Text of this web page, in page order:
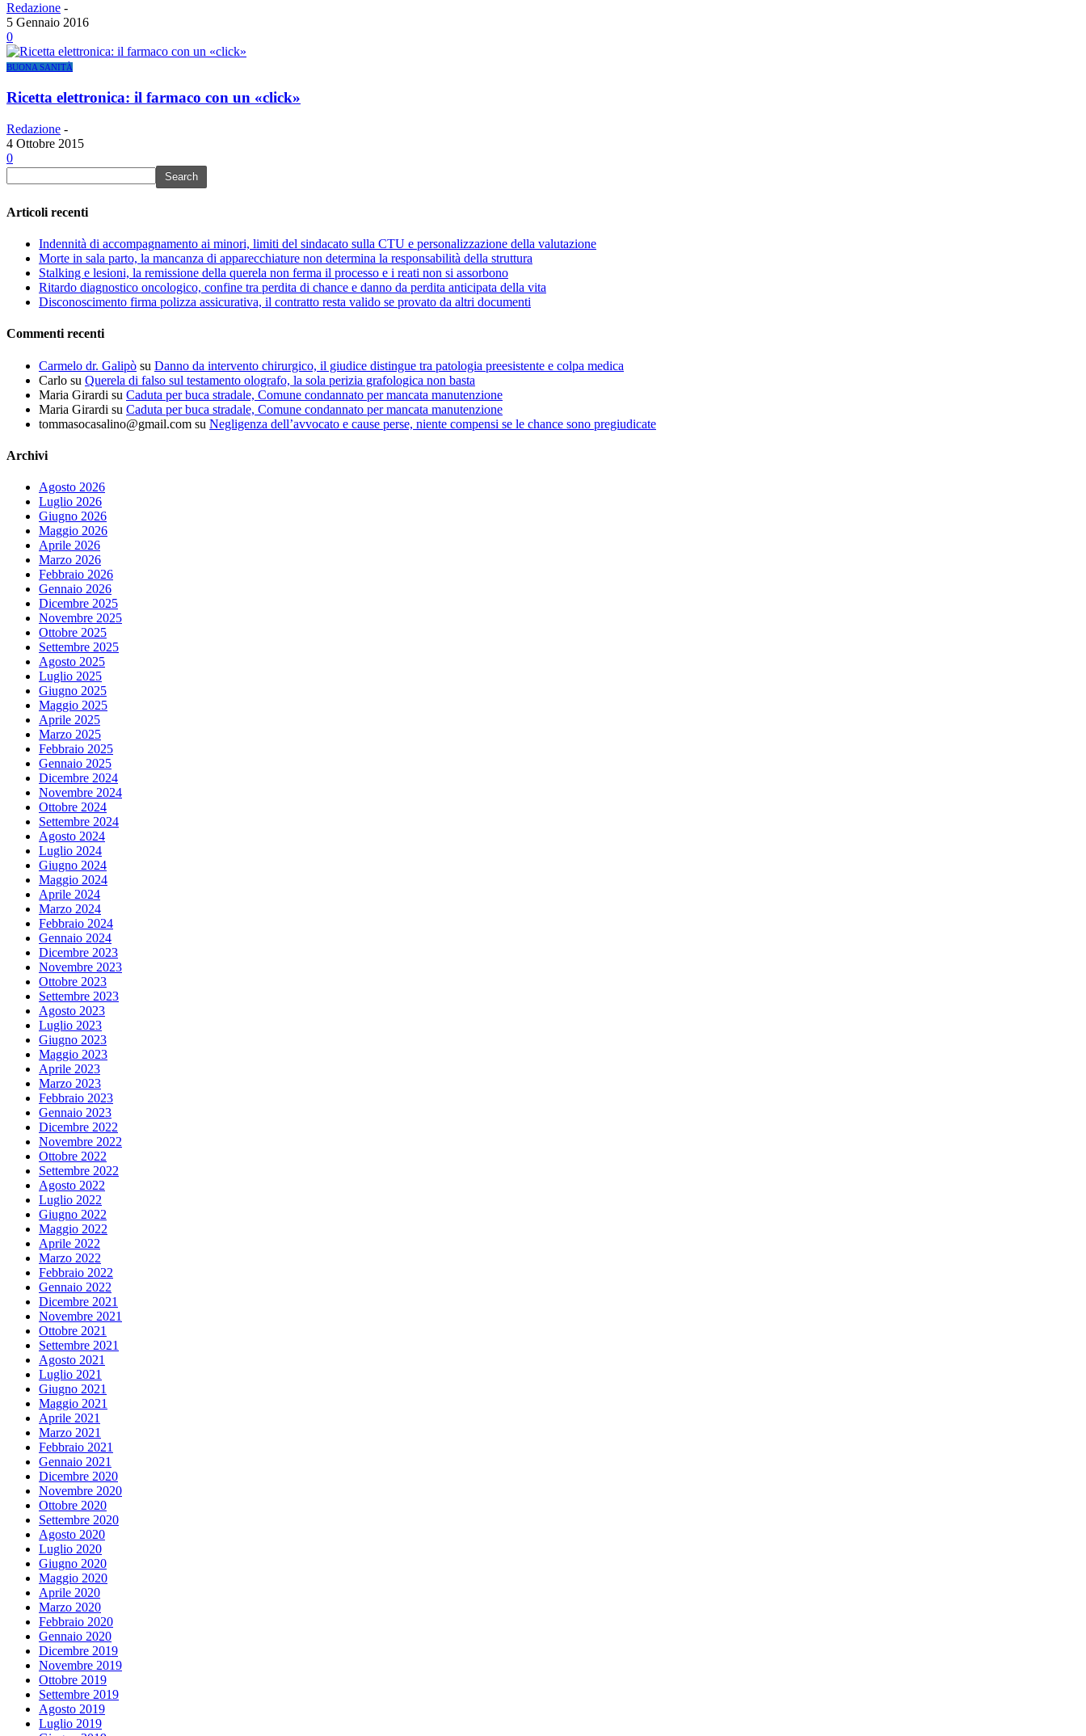
Redazione -
5 Gennaio 2016
0
BUONA SANITÀ
Ricetta elettronica: il farmaco con un «click»
Redazione -
4 Ottobre 2015
0
Articoli recenti
Indennità di accompagnamento ai minori, limiti del sindacato sulla CTU e personalizzazione della valutazione
Morte in sala parto, la mancanza di apparecchiature non determina la responsabilità della struttura
Stalking e lesioni, la remissione della querela non ferma il processo e i reati non si assorbono
Ritardo diagnostico oncologico, confine tra perdita di chance e danno da perdita anticipata della vita
Disconoscimento firma polizza assicurativa, il contratto resta valido se provato da altri documenti
Commenti recenti
Carmelo dr. Galipò su Danno da intervento chirurgico, il giudice distingue tra patologia preesistente e colpa medica
Carlo su Querela di falso sul testamento olografo, la sola perizia grafologica non basta
Maria Girardi su Caduta per buca stradale, Comune condannato per mancata manutenzione
Maria Girardi su Caduta per buca stradale, Comune condannato per mancata manutenzione
tommasocasalino@gmail.com su Negligenza dell’avvocato e cause perse, niente compensi se le chance sono pregiudicate
Archivi
Agosto 2026
Luglio 2026
Giugno 2026
Maggio 2026
Aprile 2026
Marzo 2026
Febbraio 2026
Gennaio 2026
Dicembre 2025
Novembre 2025
Ottobre 2025
Settembre 2025
Agosto 2025
Luglio 2025
Giugno 2025
Maggio 2025
Aprile 2025
Marzo 2025
Febbraio 2025
Gennaio 2025
Dicembre 2024
Novembre 2024
Ottobre 2024
Settembre 2024
Agosto 2024
Luglio 2024
Giugno 2024
Maggio 2024
Aprile 2024
Marzo 2024
Febbraio 2024
Gennaio 2024
Dicembre 2023
Novembre 2023
Ottobre 2023
Settembre 2023
Agosto 2023
Luglio 2023
Giugno 2023
Maggio 2023
Aprile 2023
Marzo 2023
Febbraio 2023
Gennaio 2023
Dicembre 2022
Novembre 2022
Ottobre 2022
Settembre 2022
Agosto 2022
Luglio 2022
Giugno 2022
Maggio 2022
Aprile 2022
Marzo 2022
Febbraio 2022
Gennaio 2022
Dicembre 2021
Novembre 2021
Ottobre 2021
Settembre 2021
Agosto 2021
Luglio 2021
Giugno 2021
Maggio 2021
Aprile 2021
Marzo 2021
Febbraio 2021
Gennaio 2021
Dicembre 2020
Novembre 2020
Ottobre 2020
Settembre 2020
Agosto 2020
Luglio 2020
Giugno 2020
Maggio 2020
Aprile 2020
Marzo 2020
Febbraio 2020
Gennaio 2020
Dicembre 2019
Novembre 2019
Ottobre 2019
Settembre 2019
Agosto 2019
Luglio 2019